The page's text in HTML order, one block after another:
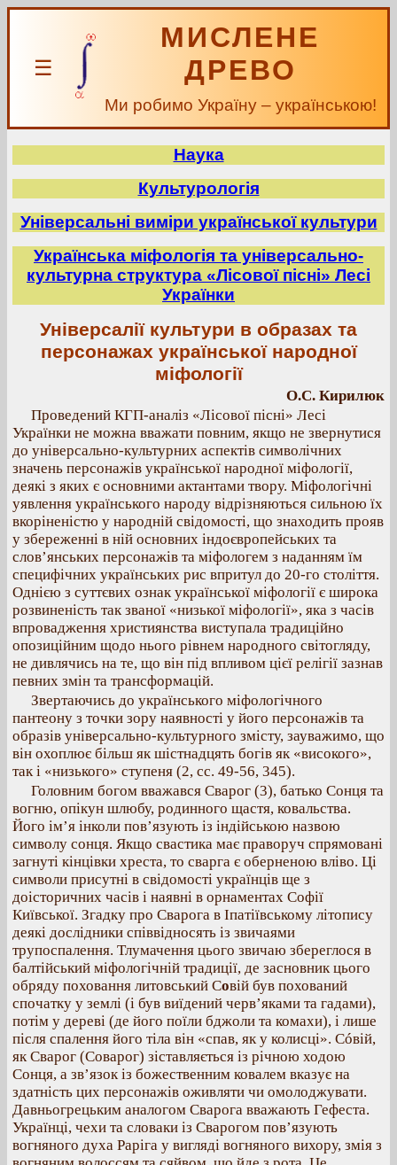
☰
МИСЛЕНЕ
ДРЕВО
Ми робимо Україну – українською!
Наука
Культурологія
Універсальні виміри української культури
Українська міфологія та універсально-
культурна структура «Лісової пісні» Лесі
Українки
Універсалії культури в образах та
персонажах української народної
міфології
О.С. Кирилюк
Проведений КГП-аналіз «Лісової пісні» Лесі
Українки не можна вважати повним, якщо не звернутися
до універсально-культурних аспектів символічних
значень персонажів української народної міфології,
деякі з яких є основними актантами твору. Міфологічні
уявлення українського народу відрізняються сильною їх
вкоріненістю у народній свідомості, що знаходить прояв
у збереженні в ній основних індоєвропейських та
слов’янських персонажів та міфологем з наданням їм
специфічних українських рис впритул до 20-го століття.
Однією з суттєвих ознак української міфології є широка
розвиненість так званої «низької міфології», яка з часів
впровадження християнства виступала традиційно
опозиційним щодо нього рівнем народного світогляду,
не дивлячись на те, що він під впливом цієї релігії зазнав
певних змін та трансформацій.
Звертаючись до українського міфологічного
пантеону з точки зору наявності у його персонажів та
образів універсально-культурного змісту, зауважимо, що
він охоплює більш як шістнадцять богів як «високого»,
так і «низького» ступеня (2, сс. 49-56, 345).
Головним богом вважався Сварог (3), батько Сонця та
вогню, опікун шлюбу, родинного щастя, ковальства.
Його ім’я інколи пов’язують із індійською назвою
символу сонця. Якщо свастика має праворуч спрямовані
загнуті кінцівки хреста, то сварга є оберненою вліво. Ці
символи присутні в свідомості українців ще з
доісторичних часів і наявні в орнаментах Софії
Київської. Згадку про Сварога в Іпатіївському літопису
деякі дослідники співвідносять із звичаями
трупоспалення. Тлумачення цього звичаю збереглося в
балтійський міфологічній традиції, де засновник цього
обряду поховання литовський Совій був похований
спочатку у землі (і був виїдений черв’яками та гадами),
потім у дереві (де його поїли бджоли та комахи), і лише
після спалення його тіла він «спав, як у колисці». Сóвій,
як Сварог (Соварог) зіставляється із річною ходою
Сонця, а зв’язок із божественним ковалем вказує на
здатність цих персонажів оживляти чи омолоджувати.
Давньогрецьким аналогом Сварога вважають Гефеста.
Українці, чехи та словаки із Сварогом пов’язують
вогняного духа Раріга у вигляді вогняного вихору, змія з